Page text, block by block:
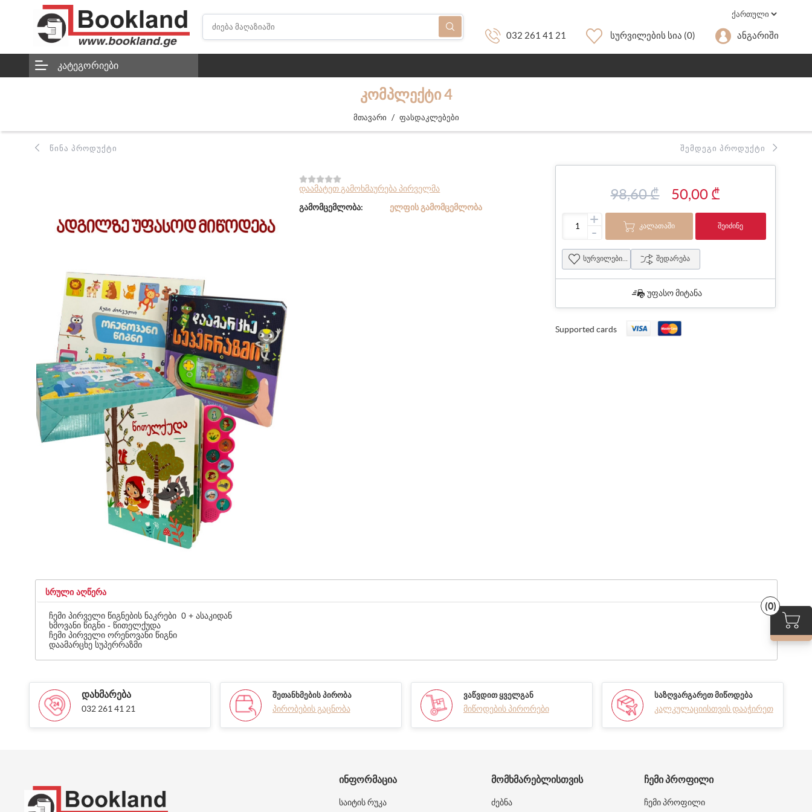
032 261 41 21 Სურვილების Სია (0) Ანგარიში
(0)
ᲙᲐᲢᲔᲒᲝᲠᲘᲔᲑᲘ
ᲙᲝᲛᲞᲚᲔᲥᲢᲘ 4
მთავარი / ფასდაკლებები
ᲬᲘᲜᲐ ᲞᲠᲝᲓᲣᲥᲢᲘ ᲨᲔᲛᲓᲔᲒᲘ ᲞᲠᲝᲓᲣᲥᲢᲘ
დაამატეთ გამოხმაურება პირველმა
გამომცემლობა:
ᲔᲚᲤᲘᲡ ᲒᲐᲛᲝᲛᲪᲔᲛᲚᲝᲑᲐ
98,60 ₾ 50,00 ₾
+
- ᲙᲐᲚᲐᲗᲐᲨᲘ ᲨᲔᲘᲫᲘᲜᲔ
სურვილების სია შედარება
უფასო მიტანა
Supported cards
ᲡᲠᲣᲚᲘ ᲐᲦᲬᲔᲠᲐ
ჩემი პირველი წიგნების ნაკრები 0 + ასაკიდან
ხმოვანი წიგნი - წითელქუდა
ჩემი პირველი ორენოვანი წიგნი
დაამარცხე სუპერრაზმი
ᲓᲐᲮᲛᲐᲠᲔᲑᲐ
032 261 41 21
ᲨᲔᲗᲐᲜᲮᲛᲔᲑᲘᲡ ᲞᲘᲠᲝᲑᲐ
პირობების გაცნობა
ᲕᲐᲬᲕᲓᲘᲗ ᲧᲕᲔᲚᲒᲐᲜ
მიწოდების პირორები
ᲡᲐᲖᲦᲕᲐᲠᲒᲐᲠᲔᲗ ᲛᲘᲬᲝᲓᲔᲑᲐ
კალკულაციისთვის დააჭირეთ
ᲘᲜᲤᲝᲠᲛᲐᲪᲘᲐ
საიტის რუკა
ᲛᲝᲛᲮᲛᲐᲠᲔᲑᲚᲘᲡᲗᲕᲘᲡ
ძებნა
ᲩᲔᲛᲘ ᲞᲠᲝᲤᲘᲚᲘ
ჩემი პროფილი